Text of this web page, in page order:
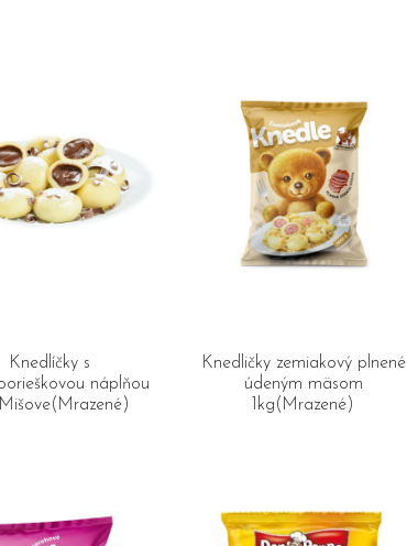
Knedlíčky s
náplňou
Knedličky zemiakový plnené
údeným mäsom
1kg(Mrazené)